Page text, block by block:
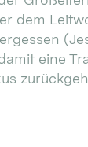
dem
eine